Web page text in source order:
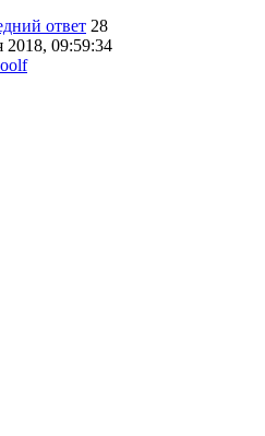
28
2018, 09:59:34